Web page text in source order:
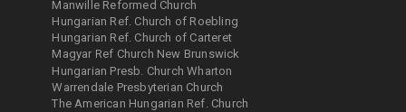
Manwille Reformed Church
Hungarian Ref. Church of Roebling
Hungarian Ref. Church of Carteret
Magyar Ref Church New Brunswick
Hungarian Presb. Church Wharton
Warrendale Presbyterian Church
The American Hungarian Ref. Church